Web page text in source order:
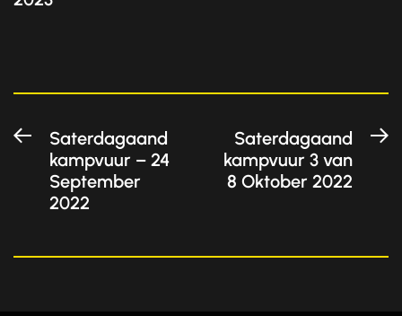
Post
navigation
PreviousSaterdagaand
kampvuur – 24
September
2022
Saterdagaand
kampvuur 3 van
8 Oktober 2022